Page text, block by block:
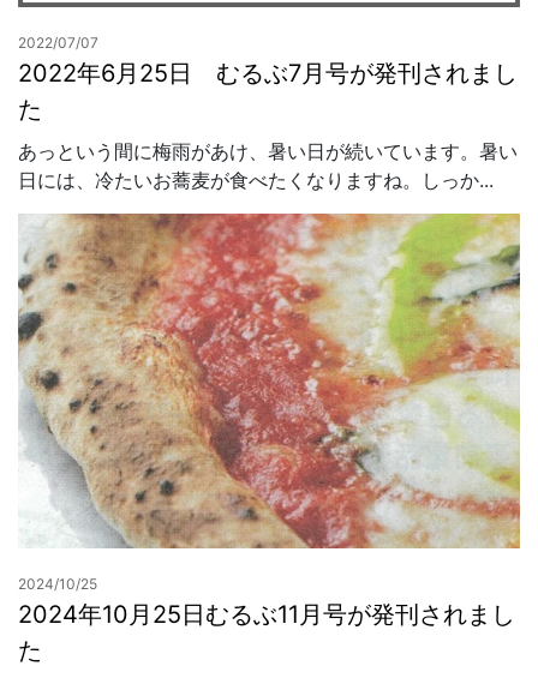
2022/07/07
2022年6月25日 むるぶ7月号が発刊されまし
た
あっという間に梅雨があけ、暑い日が続いています。暑い
日には、冷たいお蕎麦が食べたくなりますね。しっか...
2024/10/25
2024年10月25日むるぶ11月号が発刊されまし
た